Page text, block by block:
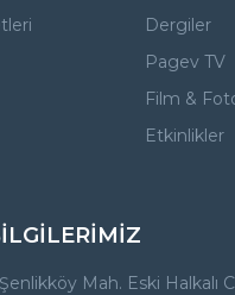
Dergiler
Pagev TV
Film &
Etkinlikler
Mah. Eski Halkalı